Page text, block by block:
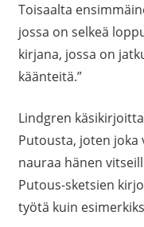
Toisaalta
jossa on selkeä
kirjana, jossa on
käänteitä.”
Lindgren
Putousta, joten
nauraa hänen
Putous-sketsien
työtä kuin